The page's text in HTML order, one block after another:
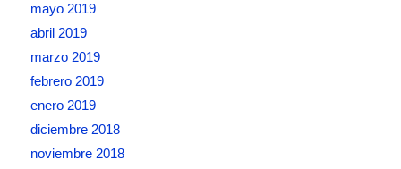
mayo 2019
abril 2019
marzo 2019
febrero 2019
enero 2019
diciembre 2018
noviembre 2018